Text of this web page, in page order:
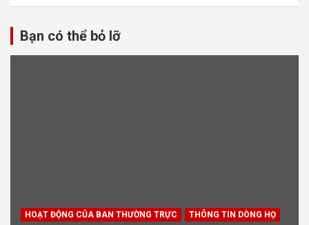
Bạn có thể bỏ lỡ
HOẠT ĐỘNG CỦA BAN THƯỜNG TRỰC THÔNG TIN DÒNG HỌ